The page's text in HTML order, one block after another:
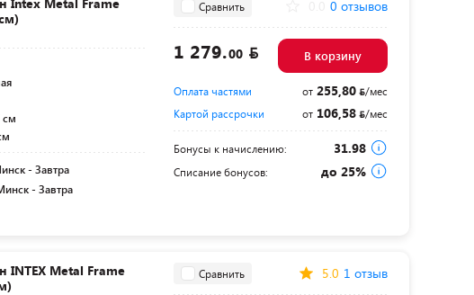
см
-Завтра
-Завтра
Сравнить 0 отзывов
1 279.00 В корзину
Оплата частями от255,80
/мес
Картой рассрочки
от106,58 /мес
Бонусы к начислению: 31.98
Списание бонусов: до 25%
INTEX Metal Frame
Сравнить 5.0 1 отзыв